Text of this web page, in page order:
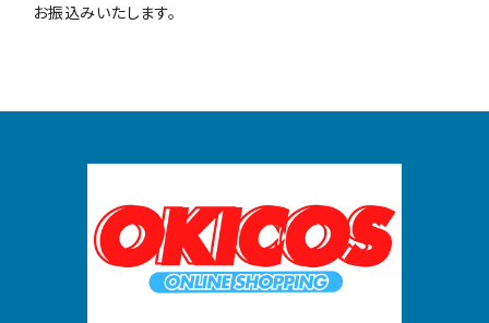
お振込みいたします。